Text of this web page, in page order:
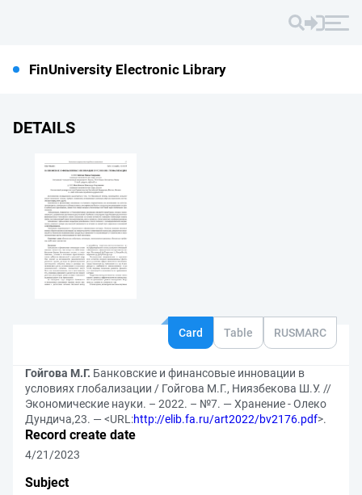
FinUniversity Electronic Library
DETAILS
Card Table RUSMARC
Гойгова М.Г. Банковские и финансовые инновации в
условиях глобализации / Гойгова М.Г., Ниязбекова Ш.У. //
Экономические науки. – 2022. – №7. — Хранение - Олеко
Дундича,23. — <URL:http://elib.fa.ru/art2022/bv2176.pdf>.
Record create date
4/21/2023
Subject